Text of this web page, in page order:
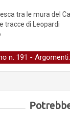
tra le mura del
tracce di Leopardi
n. 191 -